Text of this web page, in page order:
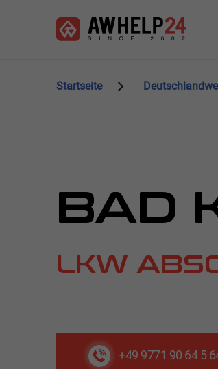
Startseite
BAD
LKW
+49 9771 90 64 5